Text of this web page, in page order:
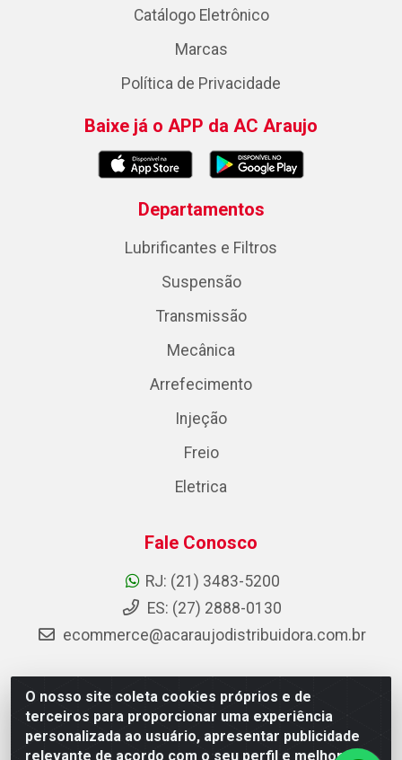
O nosso site coleta cookies próprios e de
terceiros para proporcionar uma experiência
personalizada ao usuário, apresentar publicidade
relevante de acordo com o seu perfil e melhorar a
Catálogo Eletrônico
Marcas
Política de Privacidade
Baixe já o APP da AC Araujo
Departamentos
Lubrificantes e Filtros
Suspensão
Transmissão
Mecânica
Arrefecimento
Injeção
Freio
Eletrica
Fale Conosco
RJ: (21) 3483-5200
ES: (27) 2888-0130
ecommerce@acaraujodistribuidora.com.br
AC Araujo Distribuidora - Rua Carneiro de Campos, 42 -
São Cristóvão, Rio de Janeiro/RJ - CEP 20.920-410 -
CNPJ 08.744.753/0003-85